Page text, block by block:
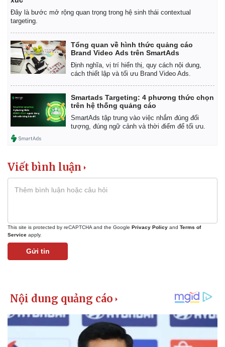
Đây là bước mở rộng quan trọng trong hệ sinh thái contextual
targeting.
Tổng quan về hình thức quảng cáo
Brand Video Ads trên SmartAds
Định nghĩa, vị trí hiển thị, quy cách nội dung,
cách thiết lập và tối ưu Brand Video Ads.
Smartads Targeting: 4 phương thức chọn
trên hệ thống quảng cáo
SmartAds tập trung vào việc nhắm đúng đối
tượng, đúng ngữ cảnh và thời điểm để tối ưu.
Viết bình luận
This site is protected by reCAPTCHA and the Google Privacy Policy and Terms of
Service apply.
Gửi tin